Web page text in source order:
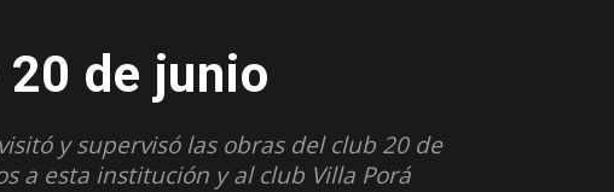
de junio
y supervisó las obras del club 20 de
a esta institución y al club Villa Porá